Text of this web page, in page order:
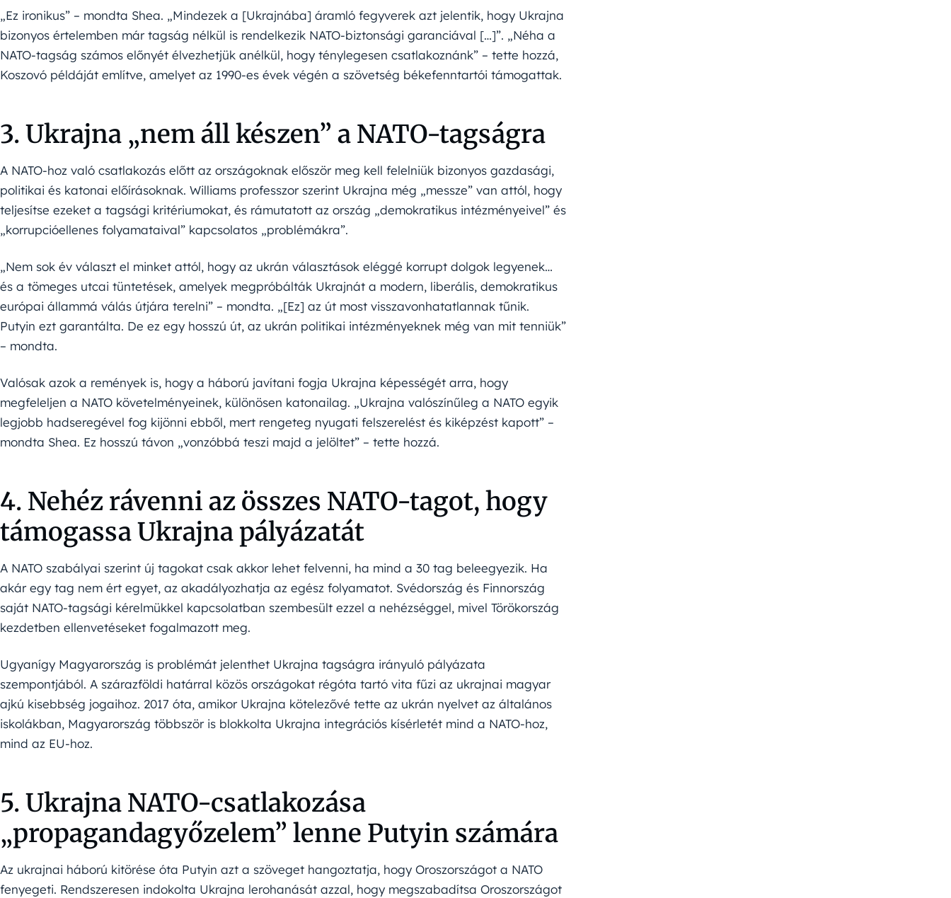
„Ez ironikus” – mondta Shea. „Mindezek a [Ukrajnába] áramló fegyverek azt jelentik, hogy Ukrajna
bizonyos értelemben már tagság nélkül is rendelkezik NATO-biztonsági garanciával […]”. „Néha a
NATO-tagság számos előnyét élvezhetjük anélkül, hogy ténylegesen csatlakoznánk” – tette hozzá,
Koszovó példáját említve, amelyet az 1990-es évek végén a szövetség békefenntartói támogattak.
3. Ukrajna „nem áll készen” a NATO-tagságra
A NATO-hoz való csatlakozás előtt az országoknak először meg kell felelniük bizonyos gazdasági,
politikai és katonai előírásoknak. Williams professzor szerint Ukrajna még „messze” van attól, hogy
teljesítse ezeket a tagsági kritériumokat, és rámutatott az ország „demokratikus intézményeivel” és
„korrupcióellenes folyamataival” kapcsolatos „problémákra”.
„Nem sok év választ el minket attól, hogy az ukrán választások eléggé korrupt dolgok legyenek…
és a tömeges utcai tüntetések, amelyek megpróbálták Ukrajnát a modern, liberális, demokratikus
európai állammá válás útjára terelni” – mondta. „[Ez] az út most visszavonhatatlannak tűnik.
Putyin ezt garantálta. De ez egy hosszú út, az ukrán politikai intézményeknek még van mit tenniük”
– mondta.
Valósak azok a remények is, hogy a háború javítani fogja Ukrajna képességét arra, hogy
megfeleljen a NATO követelményeinek, különösen katonailag. „Ukrajna valószínűleg a NATO egyik
legjobb hadseregével fog kijönni ebből, mert rengeteg nyugati felszerelést és kiképzést kapott” –
mondta Shea. Ez hosszú távon „vonzóbbá teszi majd a jelöltet” – tette hozzá.
4. Nehéz rávenni az összes NATO-tagot, hogy
támogassa Ukrajna pályázatát
A NATO szabályai szerint új tagokat csak akkor lehet felvenni, ha mind a 30 tag beleegyezik. Ha
akár egy tag nem ért egyet, az akadályozhatja az egész folyamatot. Svédország és Finnország
saját NATO-tagsági kérelmükkel kapcsolatban szembesült ezzel a nehézséggel, mivel Törökország
kezdetben ellenvetéseket fogalmazott meg.
Ugyanígy Magyarország is problémát jelenthet Ukrajna tagságra irányuló pályázata
szempontjából. A szárazföldi határral közös országokat régóta tartó vita fűzi az ukrajnai magyar
ajkú kisebbség jogaihoz. 2017 óta, amikor Ukrajna kötelezővé tette az ukrán nyelvet az általános
iskolákban, Magyarország többször is blokkolta Ukrajna integrációs kísérletét mind a NATO-hoz,
mind az EU-hoz.
5. Ukrajna NATO-csatlakozása
„propagandagyőzelem” lenne Putyin számára
Az ukrajnai háború kitörése óta Putyin azt a szöveget hangoztatja, hogy Oroszországot a NATO
fenyegeti. Rendszeresen indokolta Ukrajna lerohanását azzal, hogy megszabadítsa Oroszországot